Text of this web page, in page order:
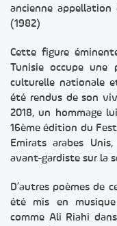
ancienne
(1982)
Cette figure
Tunisie occupe une
culturelle nationale
été rendus de son
2018, un hommage
16ème édition du
Emirats arabes
avant-gardiste sur la
D’autres poèmes de
été mis en
comme Ali Riahi